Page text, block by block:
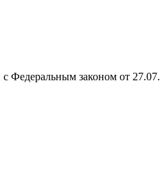
Федеральным законом от